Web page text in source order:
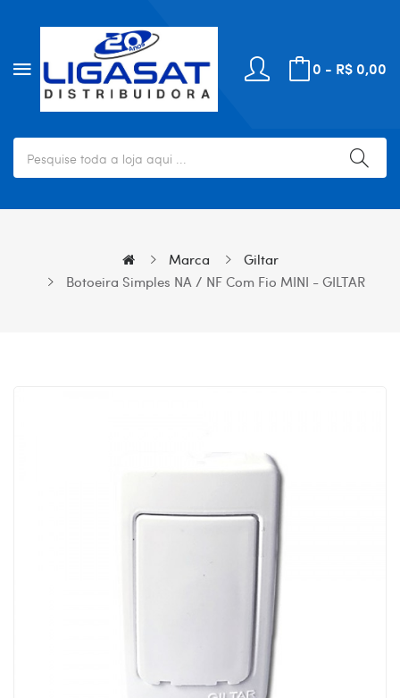
0 - R$ 0,00
Marca
Giltar
Botoeira Simples NA / NF Com Fio MINI - GILTAR